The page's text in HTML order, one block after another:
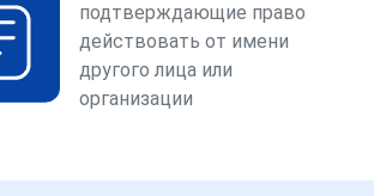
подтверждающие право
действовать от имени
другого лица или
организации